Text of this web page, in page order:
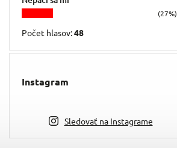
(27%)
Počet hlasov:48
Instagram
Sledovať na Instagrame